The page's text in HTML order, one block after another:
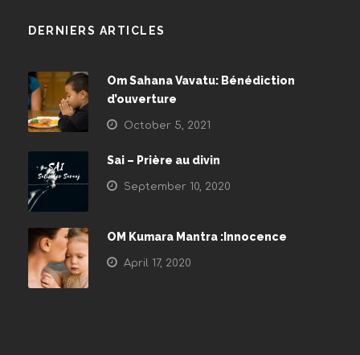
DERNIERS ARTICLES
Om Sahana Vavatu: Bénédiction
d’ouverture
October 5, 2021
Sai – Prière au divin
September 10, 2020
OM Kumara Mantra :Innocence
April 17, 2020